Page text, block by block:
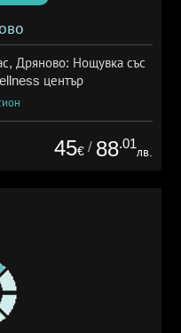
Дряново: Нощувка със
център
45€ / 88.01
лв.